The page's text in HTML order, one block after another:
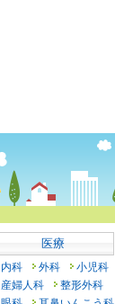
医療
内科 外科
小児科
産婦人科
整形外科